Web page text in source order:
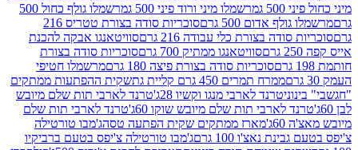
ג
מרשמלו מיני ורוד פיני 500 ג
מרשמלו גולף כחול 500
אדום 500 גרם
סוכריות סודה בצורת טטריס 216
בצורת כלי עבודה 216 גרם
סוויטאנגו אבקה להכנת
סוויטאנגו ממתיק 700 גרם
סוכריות סודה בצורת
סוכריות סודה בצורת פיצה 180 גרם
מרשמלו חטיפי
ממרח תמרים 450 גרם קליית גת
שקית ההפתעות ממתקים
טרנד לארבי מנגו וקשיו 28ג'
טרנד לארבי תות שלם מיובש
לארבי תות שלם מיובש שוקו 60ג'
טרנד לארבי תות שלם
מארז ממתקים שקית הפתעה טסהג'מבו טורטילה
נאצ'ו 100 גרם
ג'מבו טורטילה צ'יפס בטעם ברביקיו